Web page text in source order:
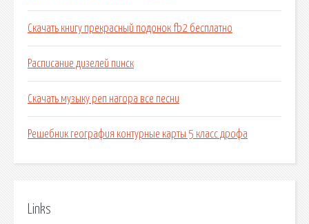
Скачать книгу прекрасный подонок fb2 бесплатно
Расписание дизелей пинск
Скачать музыку реп нагора все песни
Решебник география контурные карты 5 класс дрофа
Links